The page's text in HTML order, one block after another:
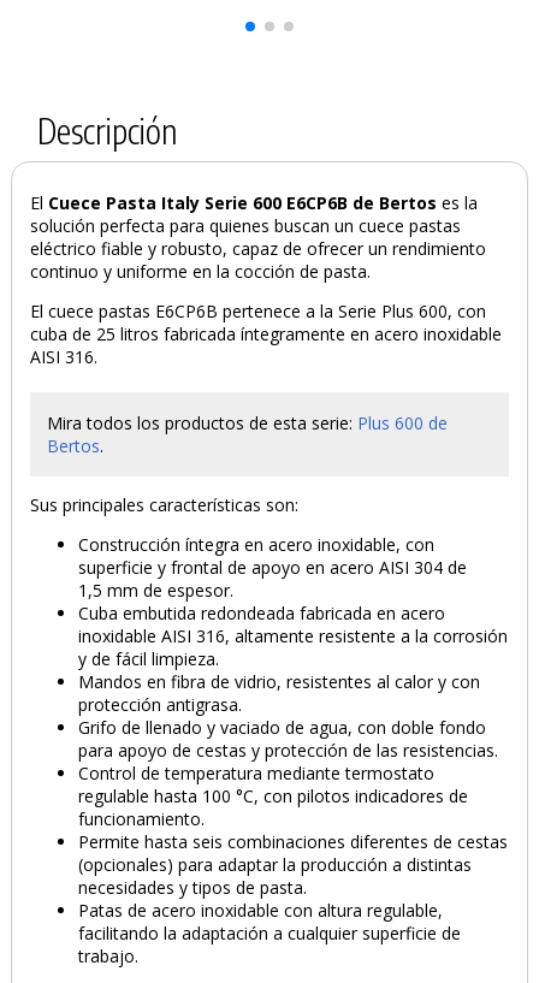
Descripción
El Cuece Pasta Italy Serie 600 E6CP6B de Bertos es la
solución perfecta para quienes buscan un cuece pastas
eléctrico fiable y robusto, capaz de ofrecer un rendimiento
continuo y uniforme en la cocción de pasta.
El cuece pastas E6CP6B pertenece a la Serie Plus 600, con
cuba de 25 litros fabricada íntegramente en acero inoxidable
AISI 316.
Mira todos los productos de esta serie: Plus 600 de
Bertos.
Sus principales características son:
Construcción íntegra en acero inoxidable, con
superficie y frontal de apoyo en acero AISI 304 de
1,5 mm de espesor.
Cuba embutida redondeada fabricada en acero
inoxidable AISI 316, altamente resistente a la corrosión
y de fácil limpieza.
Mandos en fibra de vidrio, resistentes al calor y con
protección antigrasa.
Grifo de llenado y vaciado de agua, con doble fondo
para apoyo de cestas y protección de las resistencias.
Control de temperatura mediante termostato
regulable hasta 100 °C, con pilotos indicadores de
funcionamiento.
Permite hasta seis combinaciones diferentes de cestas
(opcionales) para adaptar la producción a distintas
necesidades y tipos de pasta.
Patas de acero inoxidable con altura regulable,
facilitando la adaptación a cualquier superficie de
trabajo.